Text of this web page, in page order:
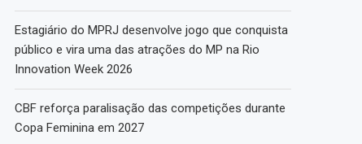
Estagiário do MPRJ desenvolve jogo que conquista
público e vira uma das atrações do MP na Rio
Innovation Week 2026
CBF reforça paralisação das competições durante
Copa Feminina em 2027